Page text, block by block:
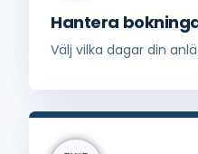
Hantera
Välj vilka dagar din